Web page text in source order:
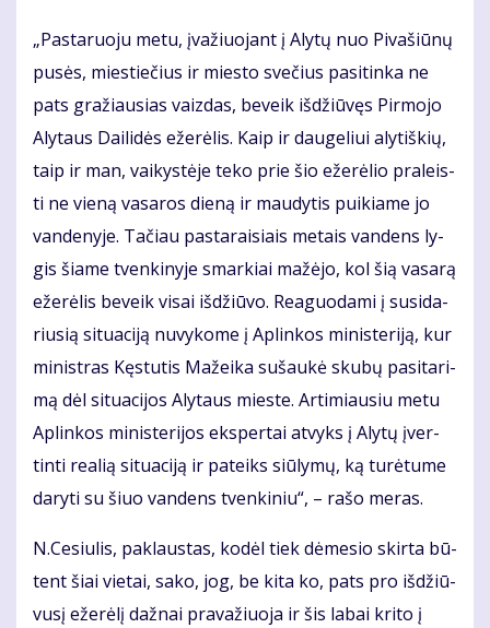
„Pas­ta­ruo­ju me­tu, įva­žiuo­jant į Aly­tų nuo Pi­va­šiū­nų
pu­sės, mies­tie­čius ir mies­to sve­čius pa­si­tin­ka ne
pats gra­žiau­sias vaiz­das, be­veik iš­džiū­vęs Pir­mo­jo
Aly­taus Dai­li­dės eže­rė­lis. Kaip ir dau­ge­liui aly­tiš­kių,
taip ir man, vai­kys­tė­je te­ko prie šio eže­rė­lio pra­leis­
ti ne vie­ną va­sa­ros die­ną ir mau­dy­tis pui­kia­me jo
van­de­ny­je. Ta­čiau pas­ta­rai­siais me­tais van­dens ly­
gis šia­me tven­ki­ny­je smar­kiai ma­žė­jo, kol šią va­sa­rą
eže­rė­lis be­veik vi­sai iš­džiū­vo. Re­a­guo­da­mi į su­si­da­
riu­sią si­tu­a­ci­ją nu­vy­ko­me į Ap­lin­kos mi­nis­te­ri­ją, kur
mi­nist­ras Kęs­tu­tis Ma­žei­ka su­šau­kė sku­bų pa­si­ta­ri­
mą dėl si­tu­a­ci­jos Aly­taus mies­te. Ar­ti­miau­siu me­tu
Ap­lin­kos mi­nis­te­ri­jos eks­per­tai at­vyks į Aly­tų įver­
tin­ti re­a­lią si­tu­a­ci­ją ir pa­teiks siū­ly­mų, ką tu­rė­tu­me
da­ry­ti su šiuo van­dens tven­ki­niu“, – ra­šo me­ras.
N.Ce­siu­lis, pa­klaus­tas, ko­dėl tiek dė­me­sio skir­ta bū­
tent šiai vie­tai, sa­ko, jog, be ki­ta ko, pats pro iš­džiū­
vu­sį eže­rė­lį daž­nai pra­va­žiuo­ja ir šis la­bai kri­to į